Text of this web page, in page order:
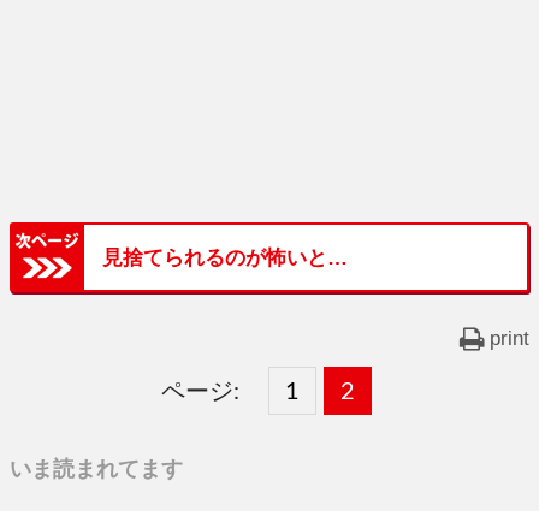
見捨てられるのが怖いと…
print
ページ:
固
1 ,
固
2
いま読まれてます